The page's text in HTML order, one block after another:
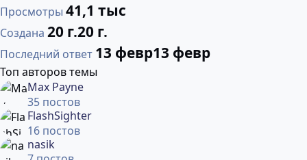
Просмотры 41,1 тыс
Создана 20 г.20 г.
Последний ответ 13 февр13 февр
Топ авторов темы
Max Payne
35 постов
FlashSighter
16 постов
nasik